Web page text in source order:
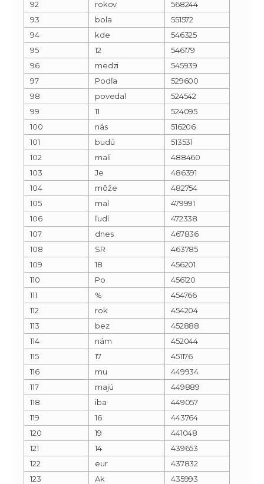
92 rokov
568244
93
bola
551572
94
kde
546325
95
12
546179
96
medzi
545939
97
Podľa
529600
98
povedal
524542
99
11
524095
100
nás
516206
101
budú
513531
102
mali
488460
103
Je
486391
104
môže
482754
105
mal
479991
106
ľudí
472338
107
dnes
467836
108
SR
463785
109
18
456201
110
Po
456120
111
%
454766
112
rok
454204
113
bez
452888
114
nám
452044
115
17
451176
116
mu
449934
117
majú
449889
118
iba
449057
119
16
443764
120
19
441048
121
14
439653
122
eur
437832
123
Ak
435993